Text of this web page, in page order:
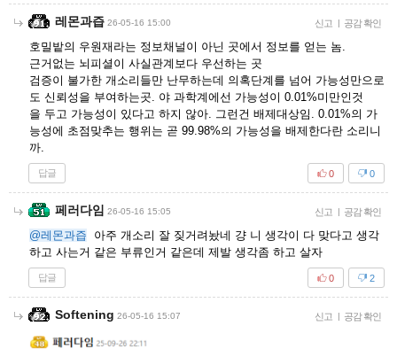
레몬과즙 26-05-16 15:00 신고 | 공감 확인
호밀밭의 우원재라는 정보채널이 아닌 곳에서 정보를 얻는 놈.
근거없는 뇌피셜이 사실관계보다 우선하는 곳
검증이 불가한 개소리들만 난무하는데 의혹단계를 넘어 가능성만으로
도 신뢰성을 부여하는곳. 야 과학계에선 가능성이 0.01%미만인것
을 두고 가능성이 있다고 하지 않아. 그런건 배제대상임. 0.01%의 가
능성에 초점맞추는 행위는 곧 99.98%의 가능성을 배제한다란 소리니
까.
답글 0
0
페러다임 26-05-16 15:05 신고 | 공감 확인
@레몬과즙 아주 개소리 잘 짖거려놨네 걍 니 생각이 다 맞다고 생각
하고 사는거 같은 부류인거 같은데 제발 생각좀 하고 살자
답글 2
0
Softening 26-05-16 15:07 신고 | 공감 확인